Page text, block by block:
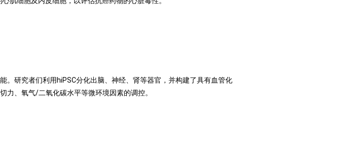
研究者们利用hiPSC分化出脑、神经、肾等器官，并构建了具有血管化
力、氧气/二氧化碳水平等微环境因素的调控。